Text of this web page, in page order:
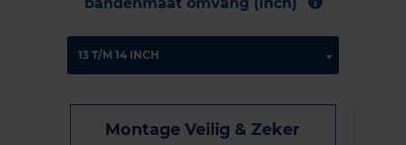
Montage Veilig & Zeker